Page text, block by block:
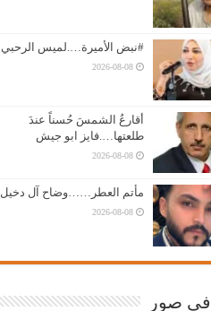
#نبض الأميرة….لميس الرحبي
2026-08-08
أقارعُ الشمسَ حُسناً عندَ
طلعتها….فايز ابو جيش
2026-08-08
مأتم العطر……وضاح آل دخيل
2026-08-08
في صور